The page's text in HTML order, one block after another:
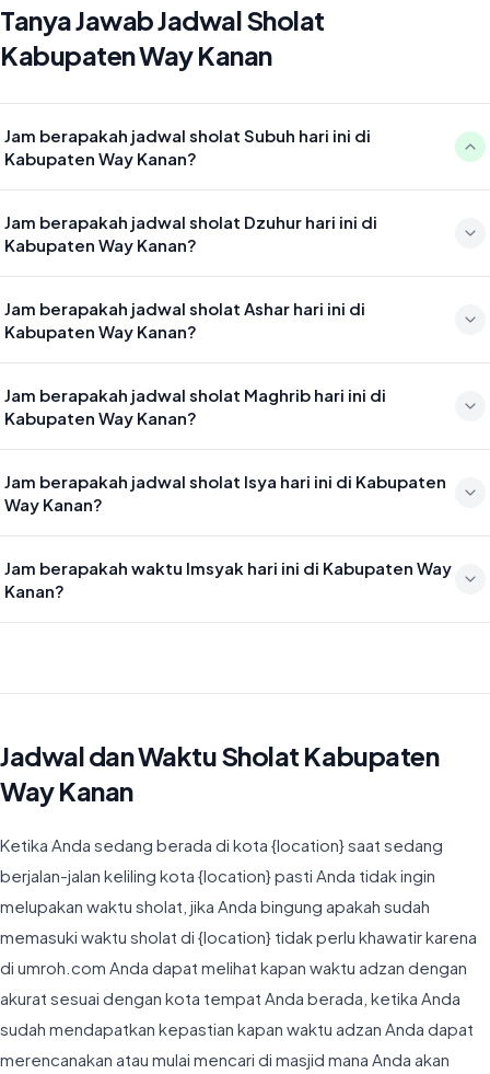
Tanya Jawab Jadwal Sholat
Kabupaten Way Kanan
Jam berapakah jadwal sholat Subuh hari ini di
Kabupaten Way Kanan?
04:52
Jam berapakah jadwal sholat Dzuhur hari ini di
Kabupaten Way Kanan?
12:11
Jam berapakah jadwal sholat Ashar hari ini di
Kabupaten Way Kanan?
15:32
Jam berapakah jadwal sholat Maghrib hari ini di
Kabupaten Way Kanan?
18:09
Jam berapakah jadwal sholat Isya hari ini di Kabupaten
Way Kanan?
Jam berapakah waktu Imsyak hari ini di Kabupaten Way
Kanan?
Jadwal dan Waktu Sholat Kabupaten
Way Kanan
Ketika Anda sedang berada di kota {location} saat sedang
berjalan-jalan keliling kota {location} pasti Anda tidak ingin
melupakan waktu sholat, jika Anda bingung apakah sudah
memasuki waktu sholat di {location} tidak perlu khawatir karena
di umroh.com Anda dapat melihat kapan waktu adzan dengan
akurat sesuai dengan kota tempat Anda berada, ketika Anda
sudah mendapatkan kepastian kapan waktu adzan Anda dapat
merencanakan atau mulai mencari di masjid mana Anda akan